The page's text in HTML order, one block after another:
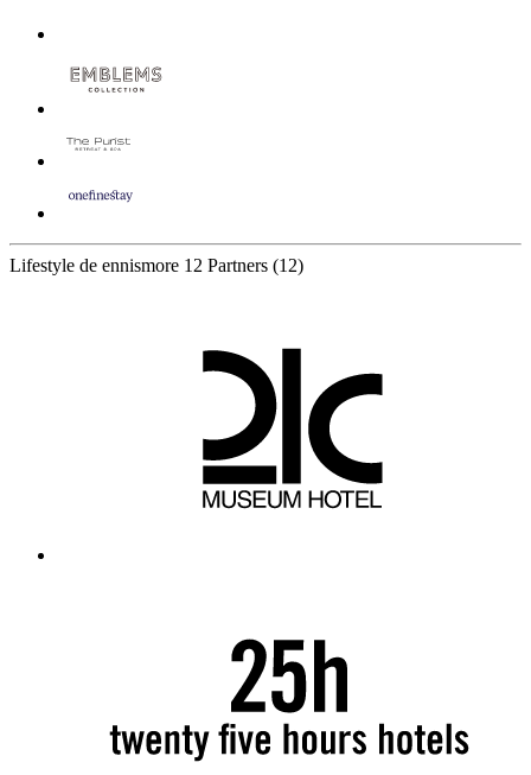
Lifestyle de ennismore 12 Partners (12)